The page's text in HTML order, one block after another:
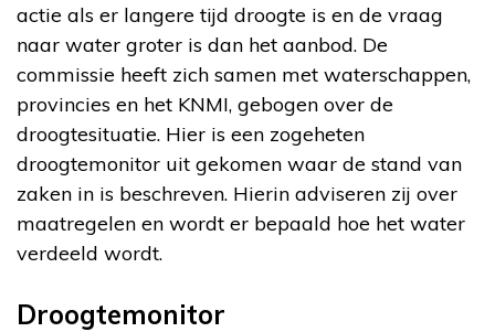
actie als er langere tijd droogte is en de vraag
naar water groter is dan het aanbod. De
commissie heeft zich samen met waterschappen,
provincies en het KNMI, gebogen over de
droogtesituatie. Hier is een zogeheten
droogtemonitor uit gekomen waar de stand van
zaken in is beschreven. Hierin adviseren zij over
maatregelen en wordt er bepaald hoe het water
verdeeld wordt.
Droogtemonitor